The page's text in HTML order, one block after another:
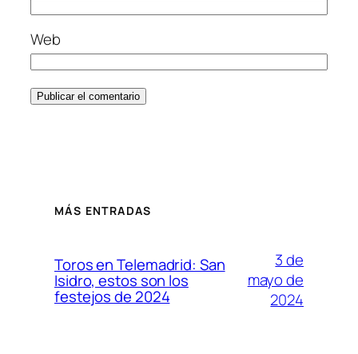
Web
MÁS ENTRADAS
Toros en Telemadrid: San
Isidro, estos son los
festejos de 2024
3 de
mayo de
2024